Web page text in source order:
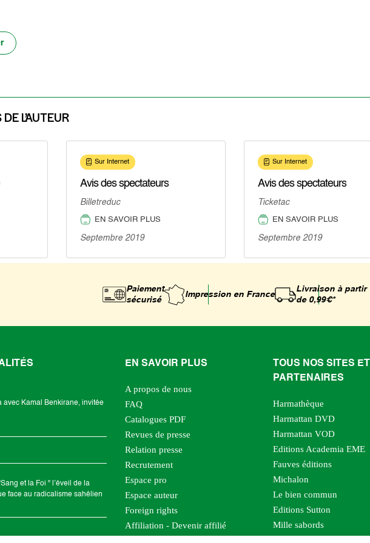
L’AUTEUR
Sur Internet
Avis des spectateurs
Billetreduc
EN SAVOIR PLUS
Septembre 2019
Sur Internet
Avis des spectateurs
Ticketac
EN SAVOIR PLUS
Septembre 2019
Paiement
sécurisé
Impression en France
Livraison à partir
de 0,99€*
avec Kamal Benkirane, invitée
et la Foi " l’éveil de la
face au radicalisme sahélien
EN SAVOIR PLUS
A propos de nous
FAQ
Catalogues PDF
Revues de presse
Relation presse
Recrutement
Espace pro
Espace auteur
Foreign rights
Affiliation - Devenir affilié
TOUS NOS SITES ET
PARTENAIRES
Harmathèque
Harmattan DVD
Harmattan VOD
Editions Academia EME
Fauves éditions
Michalon
Le bien commun
Editions Sutton
Mille sabords